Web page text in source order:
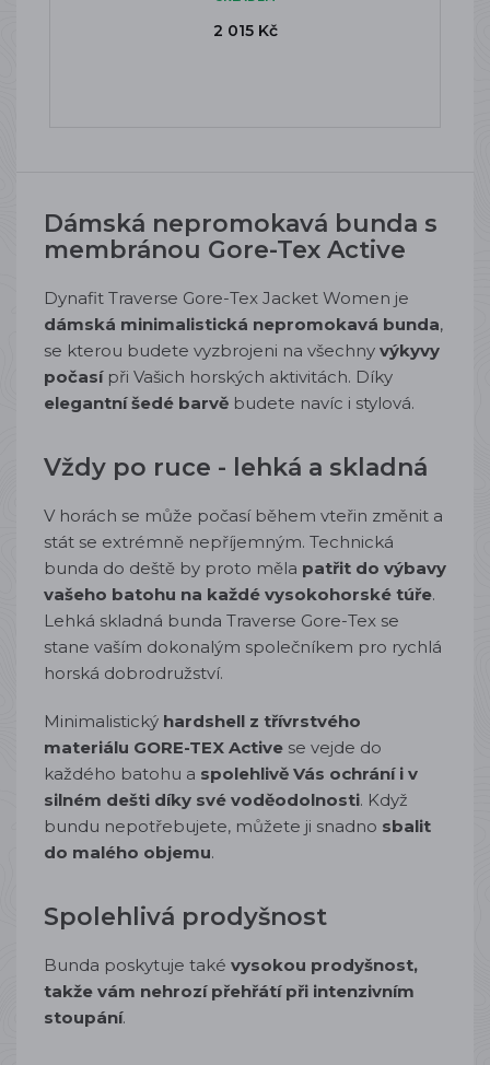
2 015 Kč
Dámská nepromokavá bunda s
membránou Gore-Tex Active
Dynafit Traverse Gore-Tex Jacket Women je
dámská minimalistická nepromokavá bunda,
se kterou budete vyzbrojeni na všechny výkyvy
počasípři Vašich horských aktivitách. Díky
elegantní šedé barvě budete navíc i stylová.
Vždy po ruce - lehká a skladná
V horách se může počasí během vteřin změnit a
stát se extrémně nepříjemným. Technická
bunda do deště by proto měla patřit do výbavy
vašeho batohu na každé vysokohorské túře.
Lehká skladná bunda Traverse Gore-Tex se
stane vaším dokonalým společníkem pro rychlá
horská dobrodružství.
Minimalistický hardshell z třívrstvého
materiálu GORE-TEX Active se vejde do
každého batohu a spolehlivě Vás ochrání i v
silném dešti díky své voděodolnosti. Když
bundu nepotřebujete, můžete ji snadno sbalit
do malého objemu.
Spolehlivá prodyšnost
Bunda poskytuje také vysokou prodyšnost,
takže vám nehrozí přehřátí při intenzivním
stoupání.